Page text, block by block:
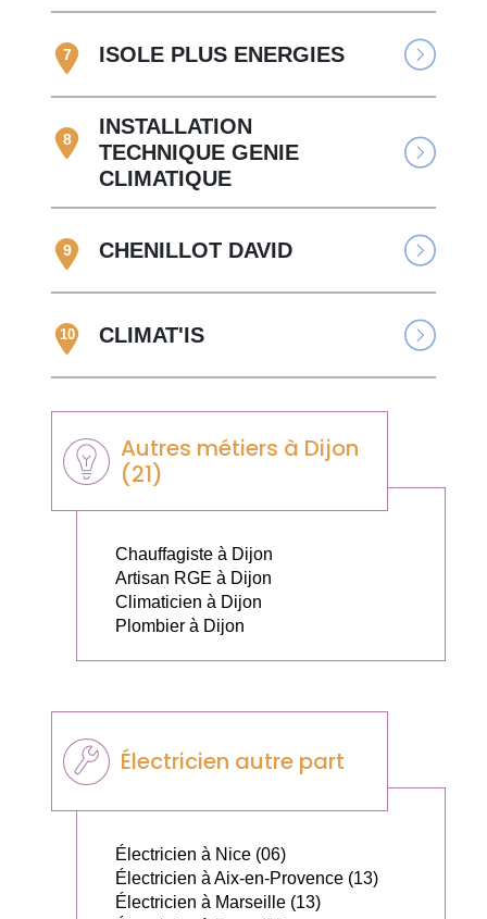
7 ISOLE PLUS ENERGIES
8
INSTALLATION
TECHNIQUE GENIE
CLIMATIQUE
9 CHENILLOT DAVID
10 CLIMAT'IS
Autres métiers à Dijon
(21)
Chauffagiste à Dijon
Artisan RGE à Dijon
Climaticien à Dijon
Plombier à Dijon
Électricien autre part
Électricien à Nice (06)
Électricien à Aix-en-Provence (13)
Électricien à Marseille (13)